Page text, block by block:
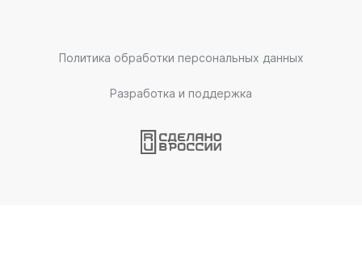
Политика обработки персональных данных
Разработка и поддержка